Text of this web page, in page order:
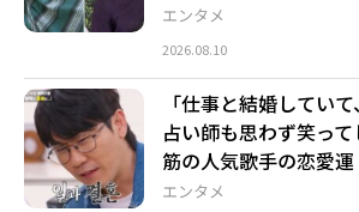
エンタメ
2026.08.10
エンタメ
「仕事と結婚してい
占い師も思わず笑っ
筋の人気歌手の恋愛運